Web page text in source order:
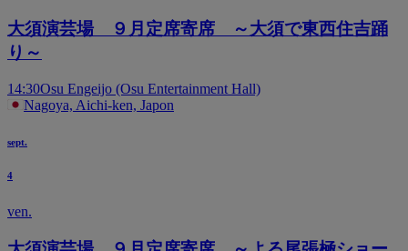
大須演芸場 ９月定席寄席 ～大須で東西住吉踊
り～
14:30Osu Engeijo (Osu Entertainment Hall)
Nagoya, Aichi-ken, Japon
sept.
4
ven.